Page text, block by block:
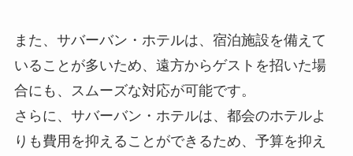
また、サバーバン・ホテルは、宿泊施設を備えて
いることが多いため、遠方からゲストを招いた場
合にも、スムーズな対応が可能です。
さらに、サバーバン・ホテルは、都会のホテルよ
りも費用を抑えることができるため、予算を抑え